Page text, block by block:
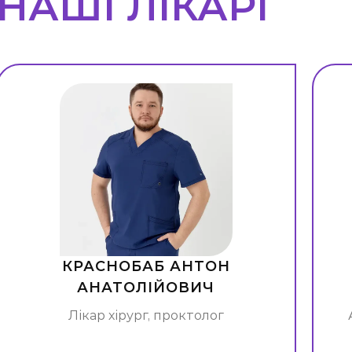
КРАСНОБАБ АНТОН
АНАТОЛІЙОВИЧ
Лікар хірург, проктолог